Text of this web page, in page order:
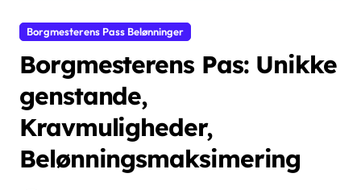
Borgmesterens Pass Belønninger
Borgmesterens Pas: Unikke
genstande,
Kravmuligheder,
Belønningsmaksimering